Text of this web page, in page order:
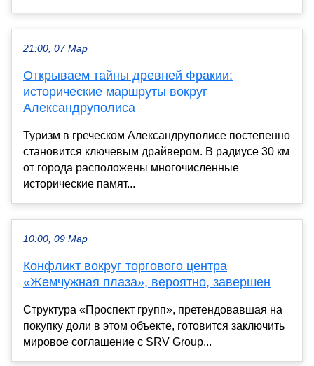
21:00, 07 Мар
Открываем тайны древней Фракии:
исторические маршруты вокруг
Александруполиса
Туризм в греческом Александруполисе постепенно
становится ключевым драйвером. В радиусе 30 км
от города расположены многочисленные
исторические памят...
10:00, 09 Мар
Конфликт вокруг торгового центра
«Жемчужная плаза», вероятно, завершен
Структура «Проспект групп», претендовавшая на
покупку доли в этом объекте, готовится заключить
мировое соглашение с SRV Group...